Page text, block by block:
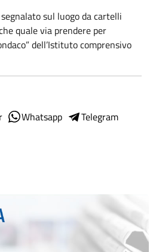
sul luogo da cartelli
quale via prendere per
dell’Istituto comprensivo
Whatsapp
Telegram